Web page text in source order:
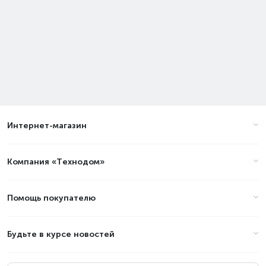
Интернет-магазин
Компания «Технодом»
Помощь покупателю
Будьте в курсе новостей